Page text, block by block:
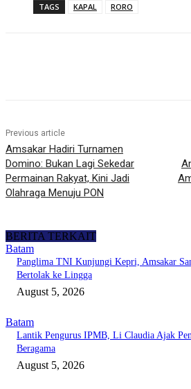
TAGS KAPAL RORO
Previous article
Amsakar Hadiri Turnamen
Domino: Bukan Lagi Sekedar
Permainan Rakyat, Kini Jadi
Olahraga Menuju PON
BERITA TERKAIT
Batam
Panglima TNI Kunjungi Kepri, Amsakar
Bertolak ke Lingga
August 5, 2026
Batam
Lantik Pengurus IPMB, Li Claudia Ajak
Beragama
August 5, 2026